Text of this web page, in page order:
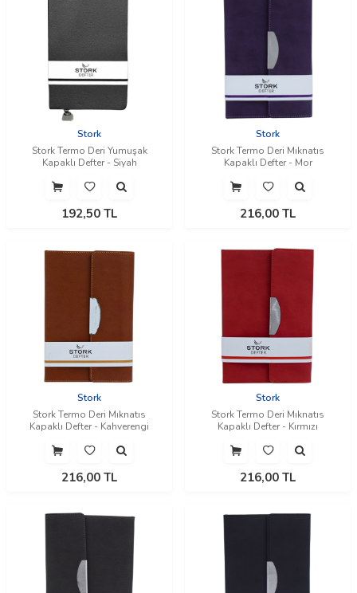
Stork
Stork Termo Deri Yumuşak
Kapaklı Defter - Siyah
192,50 TL
Stork
Stork Termo Deri Mıknatıs
Kapaklı Defter - Mor
216,00 TL
Stork
Stork Termo Deri Mıknatıs
Kapaklı Defter - Kahverengi
216,00 TL
Stork
Stork Termo Deri Mıknatıs
Kapaklı Defter - Kırmızı
216,00 TL